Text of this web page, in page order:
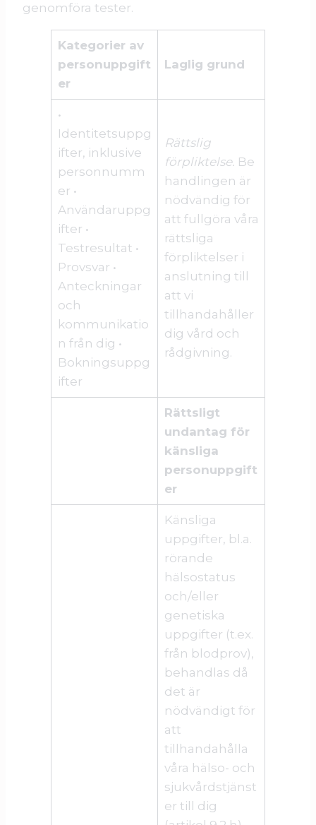
genomföra tester.
Kategorier av
personuppgift
er
Laglig grund
•
Identitetsuppg
ifter, inklusive
personnumm
er •
Användaruppg
ifter •
Testresultat •
Provsvar •
Anteckningar
och
kommunikatio
n från dig •
Bokningsuppg
ifter
Rättslig
förpliktelse. Be
handlingen är
nödvändig för
att fullgöra våra
rättsliga
förpliktelser i
anslutning till
att vi
tillhandahåller
dig vård och
rådgivning.
Rättsligt
undantag för
känsliga
personuppgift
er
Känsliga
uppgifter, bl.a.
rörande
hälsostatus
och/eller
genetiska
uppgifter (t.ex.
från blodprov),
behandlas då
det är
nödvändigt för
att
tillhandahålla
våra hälso- och
sjukvårdstjänst
er till dig